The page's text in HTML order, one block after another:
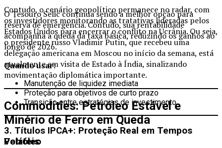
Contudo, o cenário geopolítico permanece no radar, com
os investidores monitorando as tratativas lideradas pelos
Estados Unidos para encerrar o conflito na Ucrânia. Ou seja,
o presidente russo Vladimir Putin, que recebeu uma
delegação americana em Moscou no início da semana, está
atualmente em visita de Estado à Índia, sinalizando
movimentação diplomática importante.
Commodities: Petróleo Estável e
Minério de Ferro em Queda
Petróleo
O Tesouro Selic continua sendo a melhor opção para
reserva de emergência. Contudo, sua rentabilidade
acompanha a queda da taxa básica, reduzindo os ganhos ao
longo de 2026.
Quando usar:
Manutenção de liquidez imediata
Proteção para objetivos de curto prazo
Transição entre estratégias de investimento
3. Títulos IPCA+: Proteção Real em Tempos
Voláteis